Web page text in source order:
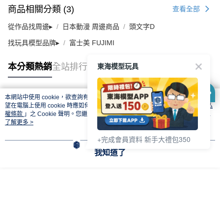
商品相關分類 (3) 查看全部
從作品找周邊▸ 日本動漫 周邊商品 頭文字D
找玩具模型品牌▸ 富士美 FUJIMI
本分類熱銷全站排行
熱門標籤
本網站中使用 cookie，欲查詢有關本網站使用 cookie 方式之詳情，及若您不希
望在電腦上使用 cookie 時應如何變更電腦的 cookie 設定，請參閱本網站「
隱私
權條款 」之 Cookie 聲明。您繼續使用本網站即表示您同意本公司得按本網站使
用條款之 Cookie 聲明使用 cookie。
了解更多 >
我知道了
東海模型玩具
+完成會員資料 新手大禮包350